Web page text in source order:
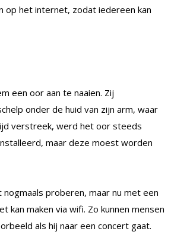
op het internet, zodat iedereen kan
een oor aan te naaien. Zij
onder de huid van zijn arm, waar
verstreek, werd het oor steeds
maar deze moest worden
proberen, maar nu met een
maken via wifi. Zo kunnen mensen
als hij naar een concert gaat.